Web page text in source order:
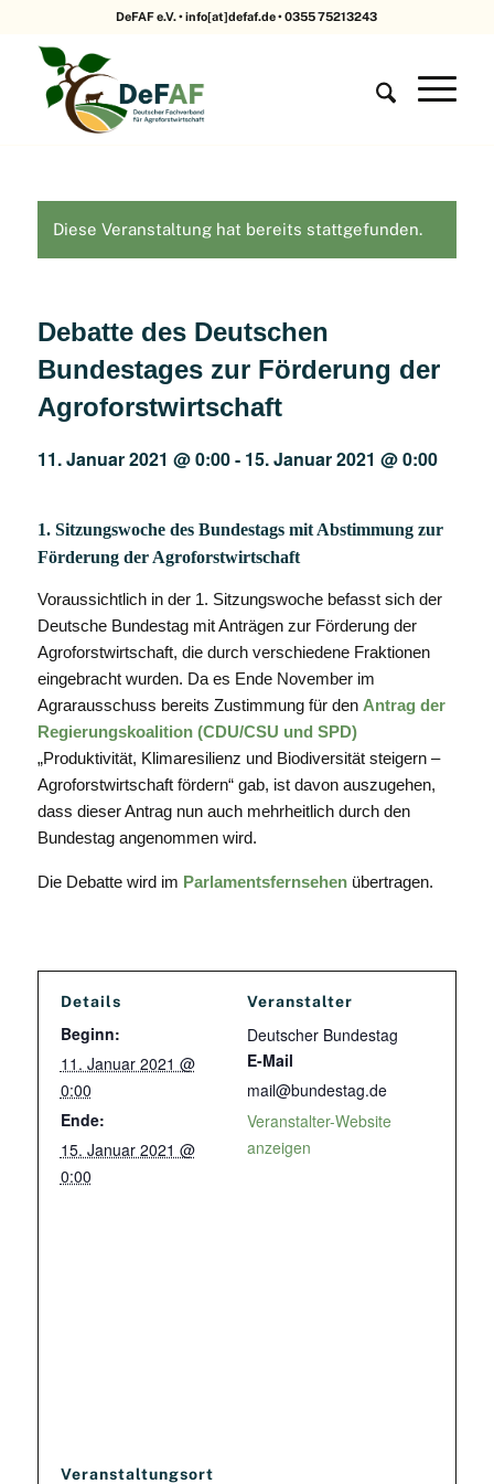
DeFAF e.V. • info[at]defaf.de • 0355 75213243
Diese Veranstaltung hat bereits stattgefunden.
Debatte des Deutschen
Bundestages zur Förderung der
Agroforstwirtschaft
11. Januar 2021 @ 0:00- 15. Januar 2021 @ 0:00
1. Sitzungswoche des Bundestags mit Abstimmung zur
Förderung der Agroforstwirtschaft
Voraussichtlich in der 1. Sitzungswoche befasst sich der
Deutsche Bundestag mit Anträgen zur Förderung der
Agroforstwirtschaft, die durch verschiedene Fraktionen
eingebracht wurden. Da es Ende November im
Agrarausschuss bereits Zustimmung für den Antrag der
Regierungskoalition (CDU/CSU und SPD)
„Produktivität, Klimaresilienz und Biodiversität steigern –
Agroforstwirtschaft fördern“ gab, ist davon auszugehen,
dass dieser Antrag nun auch mehrheitlich durch den
Bundestag angenommen wird.
Die Debatte wird im Parlamentsfernsehenübertragen.
Details
Beginn:
11. Januar 2021 @
0:00
Ende:
15. Januar 2021 @
0:00
Veranstalter
Deutscher Bundestag
E-Mail
mail@bundestag.de
Veranstalter-Website
anzeigen
Veranstaltungsort